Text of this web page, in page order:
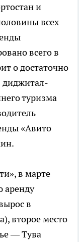
и
всех
всего в
о достаточно
диджитал-
туризма
«Авито
в марте
аренду
в
второе место
— Тува